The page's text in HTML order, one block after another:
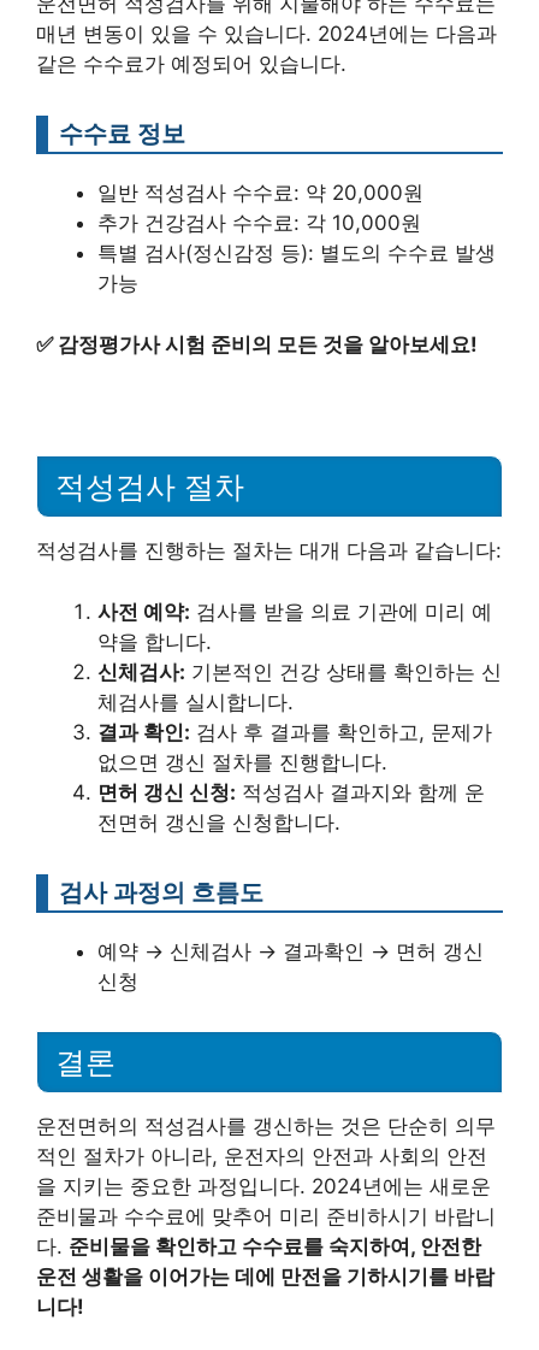
매년 변동이 있을 수 있습니다. 2024년에는 다음과
같은 수수료가 예정되어 있습니다.
수수료 정보
일반 적성검사 수수료: 약 20,000원
추가 건강검사 수수료: 각 10,000원
특별 검사(정신감정 등): 별도의 수수료 발생
가능
✅ 감정평가사 시험 준비의 모든 것을 알아보세요!
적성검사 절차
적성검사를 진행하는 절차는 대개 다음과 같습니다:
사전 예약: 검사를 받을 의료 기관에 미리 예
약을 합니다.
신체검사: 기본적인 건강 상태를 확인하는 신
체검사를 실시합니다.
결과 확인: 검사 후 결과를 확인하고, 문제가
없으면 갱신 절차를 진행합니다.
면허 갱신 신청: 적성검사 결과지와 함께 운
전면허 갱신을 신청합니다.
검사 과정의 흐름도
예약 → 신체검사 → 결과확인 → 면허 갱신
신청
결론
운전면허의 적성검사를 갱신하는 것은 단순히 의무
적인 절차가 아니라, 운전자의 안전과 사회의 안전
을 지키는 중요한 과정입니다. 2024년에는 새로운
준비물과 수수료에 맞추어 미리 준비하시기 바랍니
다. 준비물을 확인하고 수수료를 숙지하여, 안전한
운전 생활을 이어가는 데에 만전을 기하시기를 바랍
니다!